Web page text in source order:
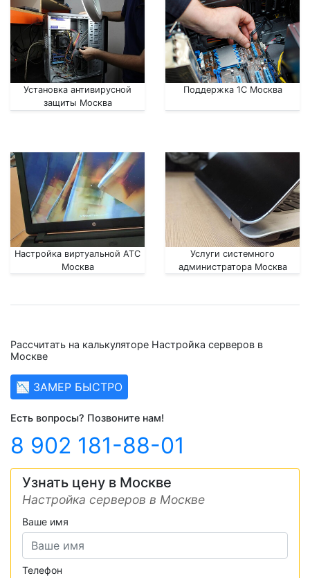
Установка антивирусной
защиты Москва
Поддержка 1С Москва
Настройка виртуальной АТС
Москва
Услуги системного
администратора Москва
Рассчитать на калькуляторе Настройка серверов в
Москве
📉 ЗАМЕР БЫСТРО
Есть вопросы? Позвоните нам!
8 902 181-88-01
Узнать цену в Москве
Настройка серверов в Москве
Ваше имя
Телефон